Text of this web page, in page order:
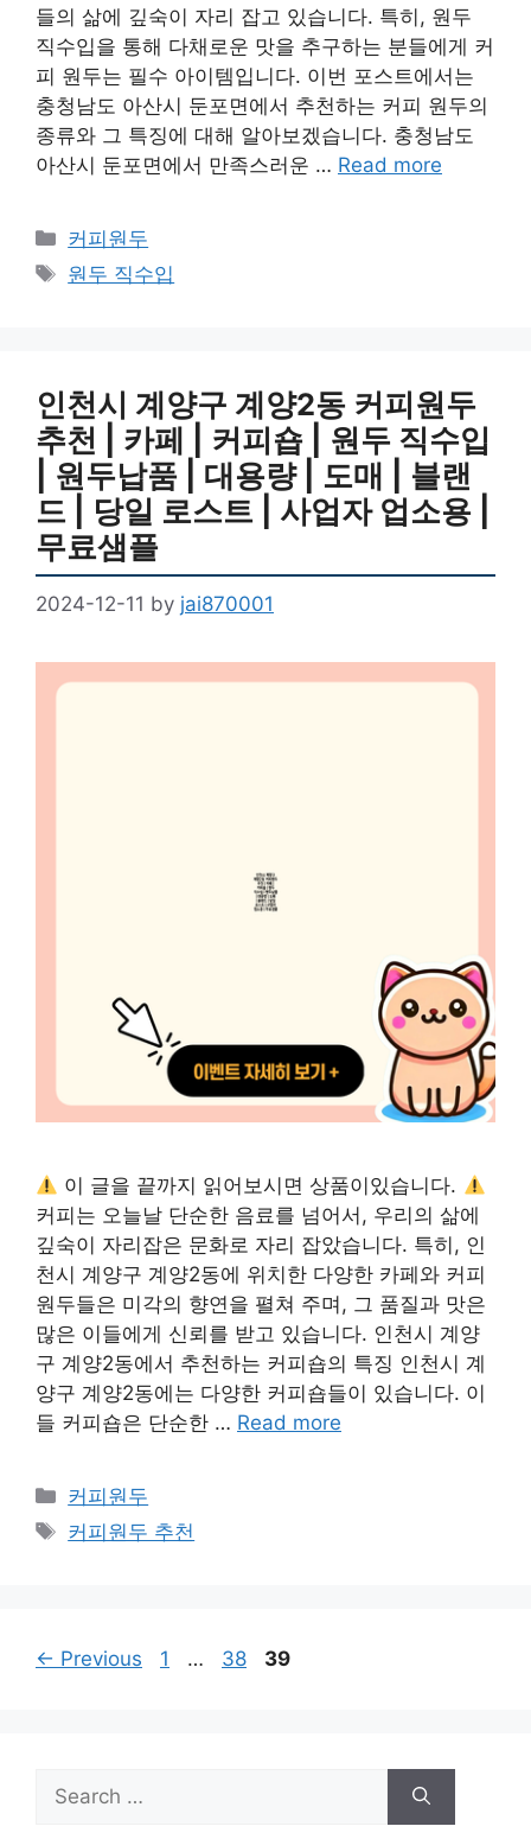
들의 삶에 깊숙이 자리 잡고 있습니다. 특히, 원두
직수입을 통해 다채로운 맛을 추구하는 분들에게 커
피 원두는 필수 아이템입니다. 이번 포스트에서는
충청남도 아산시 둔포면에서 추천하는 커피 원두의
종류와 그 특징에 대해 알아보겠습니다. 충청남도
아산시 둔포면에서 만족스러운 … Read more
Categories
커피원두
Tags
원두 직수입
인천시 계양구 계양2동 커피원두
추천 | 카페 | 커피숍 | 원두 직수입
| 원두납품 | 대용량 | 도매 | 블랜
드 | 당일 로스트 | 사업자 업소용 |
무료샘플
2024-12-11 by jai870001
이 글을 끝까지 읽어보시면 상품이있습니다.
커피는 오늘날 단순한 음료를 넘어서, 우리의 삶에
깊숙이 자리잡은 문화로 자리 잡았습니다. 특히, 인
천시 계양구 계양2동에 위치한 다양한 카페와 커피
원두들은 미각의 향연을 펼쳐 주며, 그 품질과 맛은
많은 이들에게 신뢰를 받고 있습니다. 인천시 계양
구 계양2동에서 추천하는 커피숍의 특징 인천시 계
양구 계양2동에는 다양한 커피숍들이 있습니다. 이
들 커피숍은 단순한 … Read more
Categories
커피원두
Tags
커피원두 추천
← Previous Page
1 … Page
38 Page
39
Search
for: